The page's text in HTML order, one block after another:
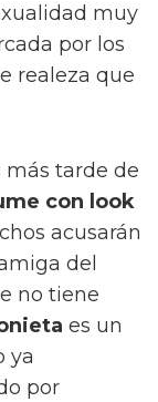
muy
por los
realeza que
más tarde de
con look
acusarán
del
no tiene
es un
ya
por